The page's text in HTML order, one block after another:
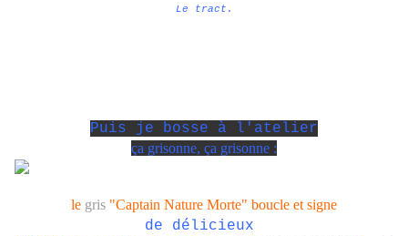
Le tract.
Puis je bosse à l'atelier
ça grisonne, ça grisonne :
le gris "Captain Nature Morte" boucle et signe
de délicieux